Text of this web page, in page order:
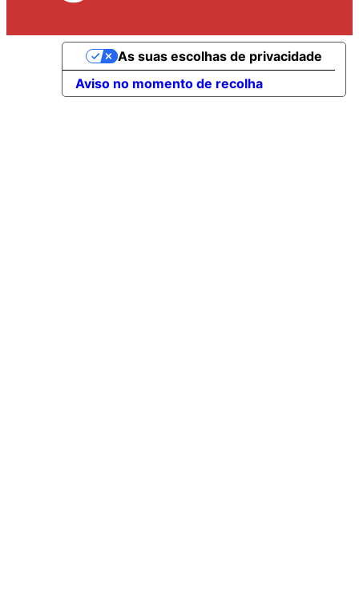
Aviso no momento de recolha
As suas escolhas de privacidade